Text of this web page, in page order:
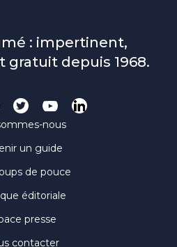
: impertinent,
depuis 1968.
nous
un guide
de pouce
éditoriale
presse
contacter